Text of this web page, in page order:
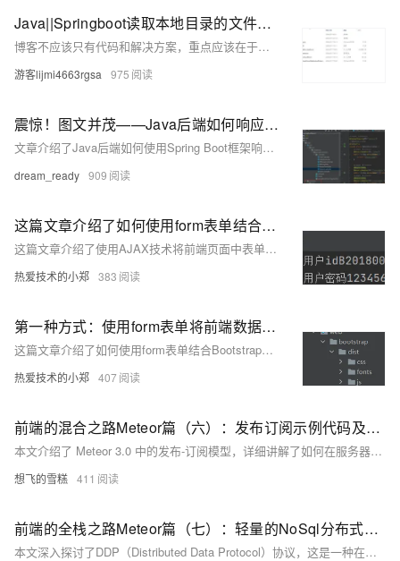
Java||Springboot读取本地目录的文件和文件结构，读取服务器文档目录数据供前端渲染的API实现
博客不应该只有代码和解决方案，重点应该在于给出解决方案的同时分享思维模式，只有思维才能可持续地解决问题，只有思维才是真正值得学习和分享的核心要素。如果这篇博客能给您带来一点帮助，麻烦您点个赞支持一下，还可以收藏起来以备不时之需，有疑问和错误欢迎在评论区指出~
游客lijmi4663rgsa 975
震惊！图文并茂——Java后端如何响应不同格式的数据给前端（带源码）
文章介绍了Java后端如何使用Spring Boot框架响应不同格式的数据给前端，包括返回静态页面、数据、HTML代码片段、JSON对象、设置状态码和响应的Header。
dream_ready 909
这篇文章介绍了如何使用form表单结合Bootstrap格式将前端数据通过action属性提交到后端的servlet，包括前端表单的创建、数据的一级和二级验证，以及后端servlet的注解和参数获取。
这篇文章介绍了使用AJAX技术将前端页面中表单接收的多个参数快速便捷地传输到后端servlet的方法，并通过示例代码展示了前端JavaScript中的AJAX调用和后端servlet的接收处理。
热爱技术的小郑 383
第一种方式：使用form表单将前端数据提交到servelt（将前端数据提交到servlet）
这篇文章介绍了如何使用form表单结合Bootstrap格式将前端数据通过action属性提交到后端的servlet，包括前端表单的创建、数据的一级和二级验证，以及后端servlet的注解和参数获取。
热爱技术的小郑 407
前端的混合之路Meteor篇（六）：发布订阅示例代码及如何将Meteor的响应数据映射到vue3的reactive系统
本文介绍了 Meteor 3.0 中的发布-订阅模型，详细讲解了如何在服务器端通过 `Meteor.publish` 发布数据，包括简单发布和自定义发布。客户端则通过 `Meteor.subscribe` 订阅数据，并使用 MiniMongo 实现实时数据同步。此外，还展示了如何在 Vue 3 中将 MiniMongo 的 `cursor` 转化为响应式数组，实现数据的自动更新。
想飞的雪糕 411
前端的全栈之路Meteor篇（七）：轻量的NoSql分布式数据协议同步协议DDP深度剖析
本文深入探讨了DDP（Distributed Data Protocol）协议，这是一种在Meteor框架中广泛使用的发布/订阅协议，支持实时数据同步。文章详细介绍了DDP的主要特点、消息类型、协议流程及其在Meteor中的应用，包括实时数据同步、用户界面响应、分布式计算、多客户端协作和离线支持等。通过学习DDP，开发者可以构建响应迅速、适应性强的现代Web应用。